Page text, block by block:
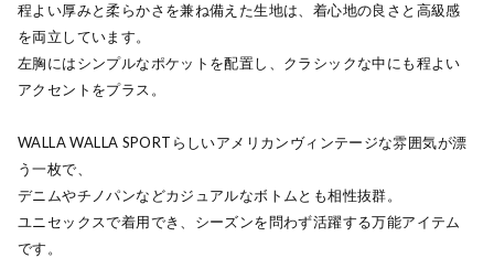
程よい厚みと柔らかさを兼ね備えた生地は、着心地の良さと高級感
を両立しています。
左胸にはシンプルなポケットを配置し、クラシックな中にも程よい
アクセントをプラス。
WALLA WALLA SPORTらしいアメリカンヴィンテージな雰囲気が漂
う一枚で、
デニムやチノパンなどカジュアルなボトムとも相性抜群。
ユニセックスで着用でき、シーズンを問わず活躍する万能アイテム
です。